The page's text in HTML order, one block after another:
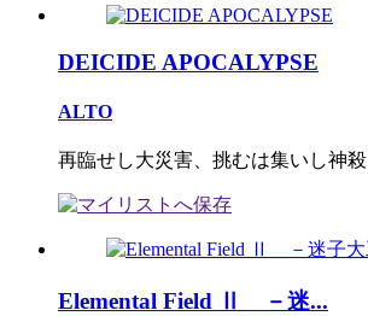
DEICIDE APOCALYPSE
ALTO
再臨せし大災害、挑むは集いし神殺
Elemental Field Ⅱ －迷...